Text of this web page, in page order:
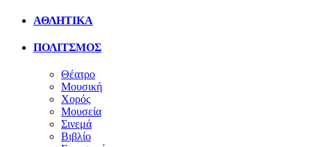
ΑΘΛΗΤΙΚΑ
ΠΟΛΙΤΣΜΟΣ
Θέατρο
Μουσική
Χορός
Μουσεία
Σινεμά
Βιβλίο